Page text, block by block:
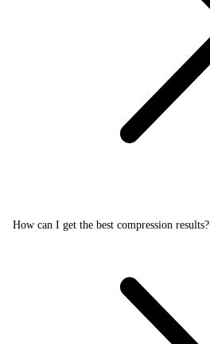
How can I get the best compression results?